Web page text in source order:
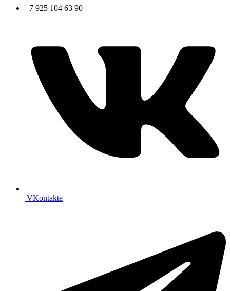
+7 925 104 63 90
VKontakte